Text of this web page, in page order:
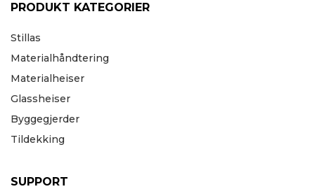
PRODUKT KATEGORIER
Stillas
Materialhåndtering
Materialheiser
Glassheiser
Byggegjerder
Tildekking
SUPPORT